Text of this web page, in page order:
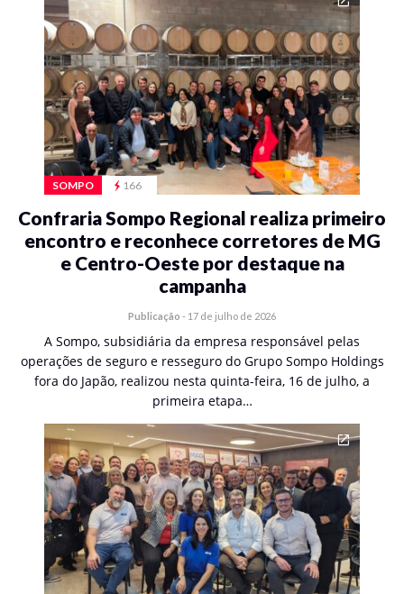
SOMPO 166
Confraria Sompo Regional realiza primeiro
encontro e reconhece corretores de MG
e Centro-Oeste por destaque na
campanha
Publicação - 17 de julho de 2026
A Sompo, subsidiária da empresa responsável pelas
operações de seguro e resseguro do Grupo Sompo Holdings
fora do Japão, realizou nesta quinta-feira, 16 de julho, a
primeira etapa…